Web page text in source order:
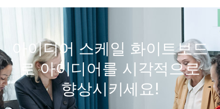
아이디어 스케일 화이트보드
로 아이디어를 시각적으로
향상시키세요!